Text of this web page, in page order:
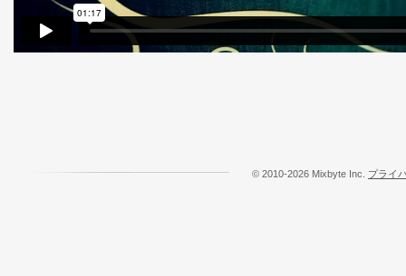
© 2010-2026 Mixbyte Inc. プライ